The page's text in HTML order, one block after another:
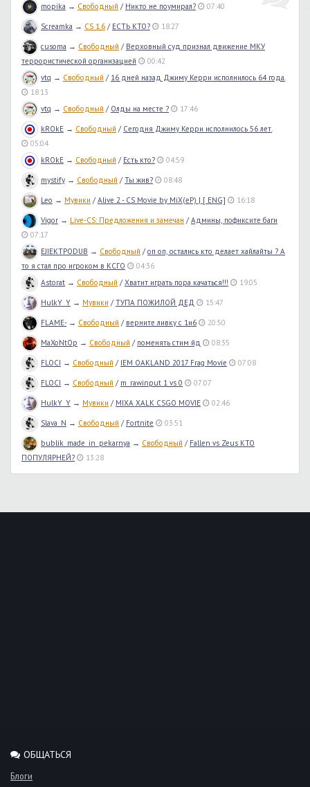
mopika → Свободный / Никто не поумирал? 07:40
Screamka → CS 1.6 / ЕСТЬ КТО? 18:27
cusoma → Свободный / Верховный суд признал движение МКУ
террористической организацией
00:42
vtq → Свободный / 16 дней назад Джиму Керри исполнилось 64 года.
18:13
vtq → Свободный / Олды на месте ? 17:46
kROkE → Свободный / Сегодня Джиму Керри исполнилось 56 лет.
05:04
kROkE → Свободный / Есть кто? 04:59
mystify → Свободный /Ты жив? 08:48
Leo → Мувики /Alive 2 - CS Movie by MiX(eP) | [ ENG] 16:18
Vigor → Live-CS: Предложения и замечан /Админы, пофиксите баги
07:17
EJIEKTPODUB → Свободный /оп оп, остались кто делает хайлайты ? А
то я стал про игроком в КСГО
04:36
Astorat → Свободный /Хватит играть пора качаться!!! 19:05
HulkY_Y → Мувики /ТУПА ПОЖИЛОЙ ДЕД 15:47
FLAME-→ Свободный / верните ливку с 1и6 20:50
MaXoNtOp → Свободный / поменять стим йд 08:35
FLOCI → Свободный / IEM OAKLAND 2017 Frag Movie 07:08
FLOCI → Свободный / m_rawinput 1 vs 0 07:07
HulkY_Y → Мувики / MIXA XALK CSGO MOVIE 02:46
Slava_N → Свободный / Fortnite 03:51
bublik_made_in_pekarnya → Свободный / Fallen vs Zeus КТО
ПОПУЛЯРНЕЙ?
13:28
ОБЩАТЬСЯ
Блоги